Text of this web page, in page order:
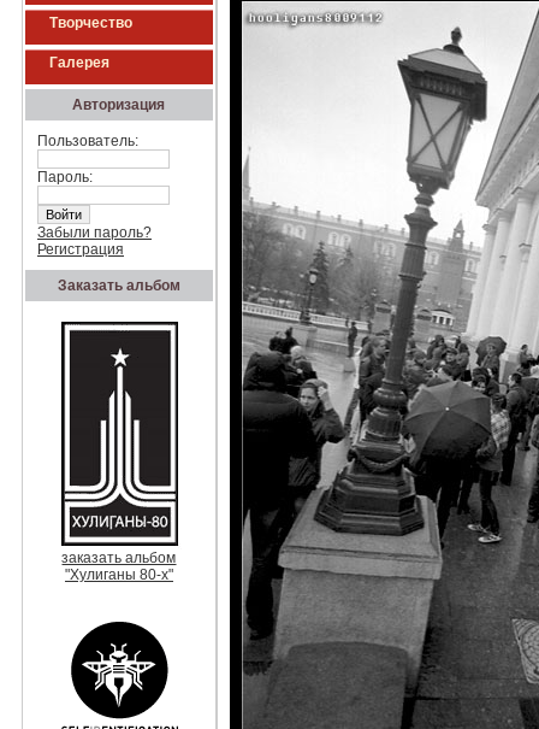
Творчество
Галерея
Авторизация
Пользователь:
Пароль:
Забыли пароль?
Регистрация
Заказать альбом
заказать альбом
"Хулиганы 80-х"